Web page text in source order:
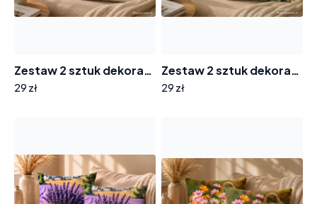
Zestaw 2 sztuk dekoracyjnych poszewek na poduszki 40x40cm PF-193 kwiaty w koszyczku
29 zł
Zestaw 2 sztuk dekoracyjnych poszewek na poduszki 45x45cm LCY0518 fioletowe storczyki
29 zł